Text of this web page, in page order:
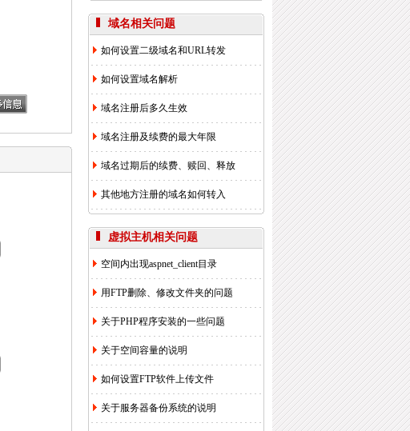
域名相关问题
如何设置二级域名和URL转发
如何设置域名解析
域名注册后多久生效
域名注册及续费的最大年限
域名过期后的续费、赎回、释放
其他地方注册的域名如何转入
虚拟主机相关问题
空间内出现aspnet_client目录
用FTP删除、修改文件夹的问题
关于PHP程序安装的一些问题
关于空间容量的说明
如何设置FTP软件上传文件
关于服务器备份系统的说明